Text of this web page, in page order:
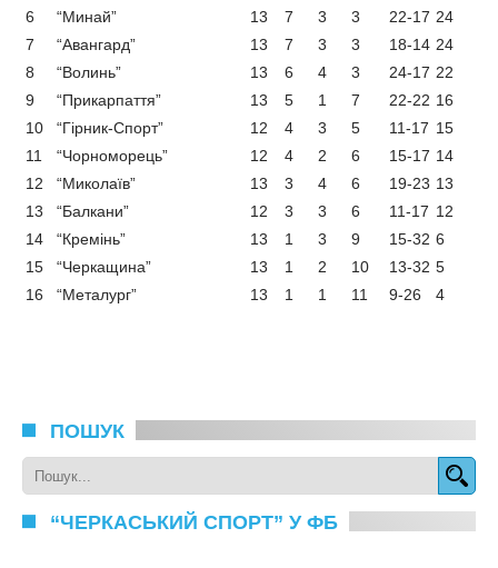
6
“Минай” 13 7 3 3 22-17 24
7
“Авангард” 13 7 3 3 18-14 24
8
“Волинь” 13 6 4 3 24-17 22
9
“Прикарпаття” 13 5 1 7 22-22 16
10
“Гірник-Спорт” 12 4 3 5 11-17 15
11
“Чорноморець” 12 4 2 6 15-17 14
12
“Миколаїв” 13 3 4 6 19-23 13
13
“Балкани” 12 3 3 6 11-17 12
14
“Кремінь” 13 1 3 9 15-32 6
15
“Черкащина” 13 1 2 10 13-32 5
16
“Металург” 13 1 1 11 9-26 4
ПОШУК
“ЧЕРКАСЬКИЙ СПОРТ” У ФБ